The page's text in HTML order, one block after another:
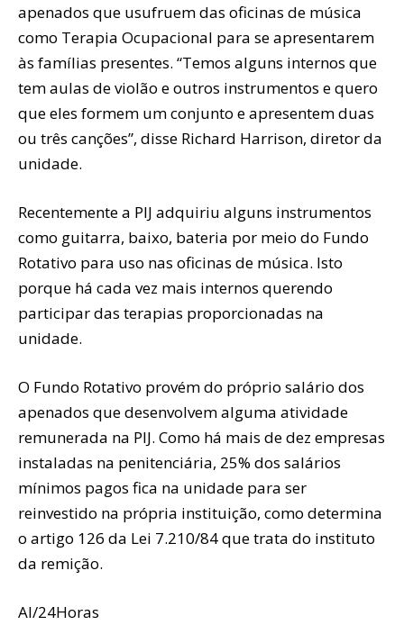
apenados que usufruem das oficinas de música
como Terapia Ocupacional para se apresentarem
às famílias presentes. “Temos alguns internos que
tem aulas de violão e outros instrumentos e quero
que eles formem um conjunto e apresentem duas
ou três canções”, disse Richard Harrison, diretor da
unidade.
Recentemente a PIJ adquiriu alguns instrumentos
como guitarra, baixo, bateria por meio do Fundo
Rotativo para uso nas oficinas de música. Isto
porque há cada vez mais internos querendo
participar das terapias proporcionadas na
unidade.
O Fundo Rotativo provém do próprio salário dos
apenados que desenvolvem alguma atividade
remunerada na PIJ. Como há mais de dez empresas
instaladas na penitenciária, 25% dos salários
mínimos pagos fica na unidade para ser
reinvestido na própria instituição, como determina
o artigo 126 da Lei 7.210/84 que trata do instituto
da remição.
AI/24Horas